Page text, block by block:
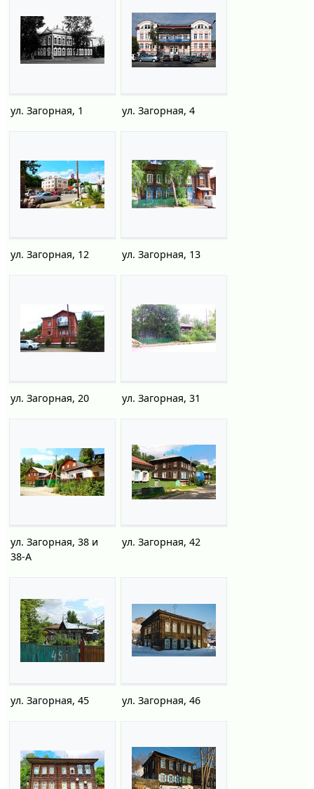
ул. Загорная, 1 ул. Загорная, 4
ул. Загорная, 12 ул. Загорная, 13
ул. Загорная, 20 ул. Загорная, 31
ул. Загорная, 38 и
38-А
ул. Загорная, 42
ул. Загорная, 45 ул. Загорная, 46